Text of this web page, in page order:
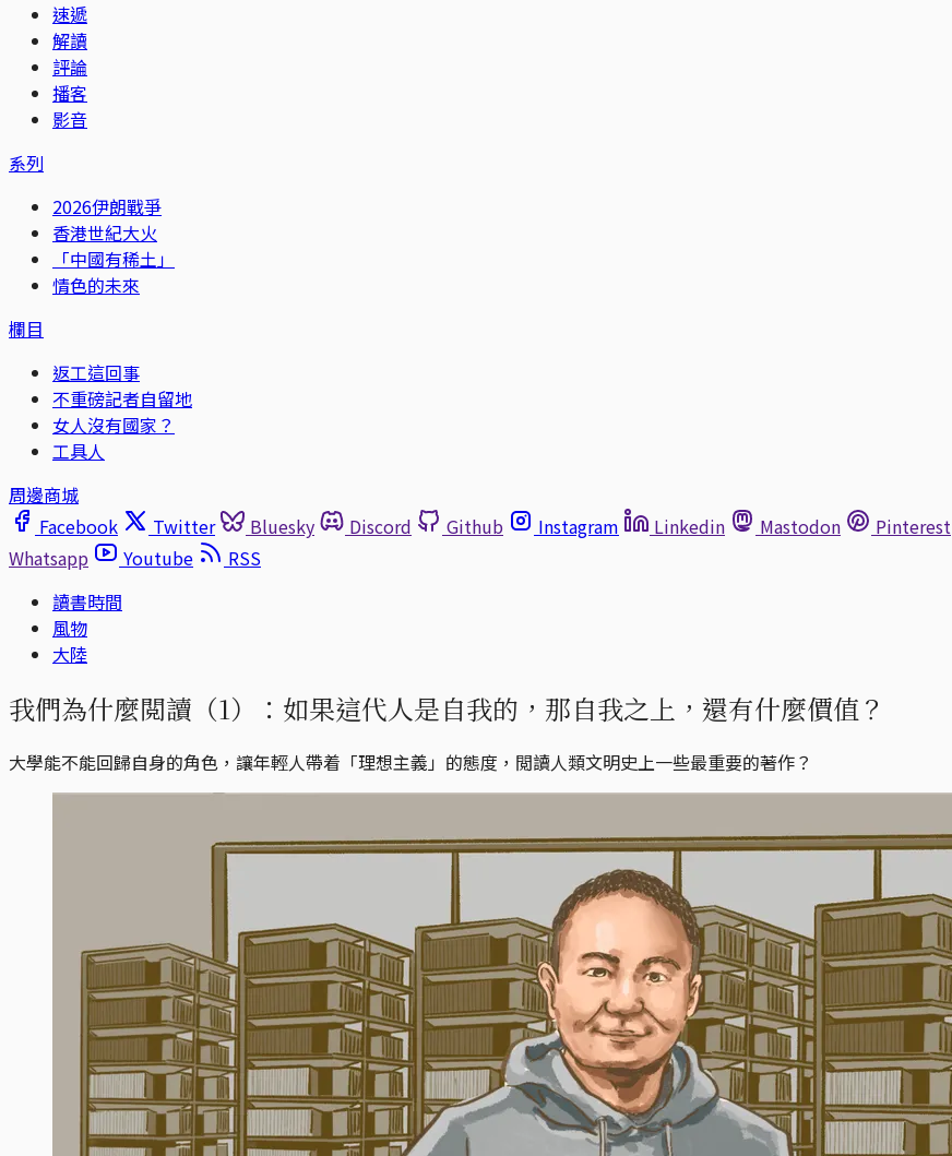
速遞
解讀
評論
播客
影音
系列
2026伊朗戰爭
香港世紀大火
「中國有稀土」
情色的未來
欄目
返工這回事
不重磅記者自留地
女人沒有國家？
工具人
周邊商城
Facebook
Twitter Bluesky Discord Github Instagram Linkedin Mastodon Pinterest
Whatsapp
Youtube
RSS
讀書時間
風物
大陸
我們為什麼閲讀（1）：如果這代人是自我的，那自我之上，還有什麼價值？
大學能不能回歸自身的角色，讓年輕人帶着「理想主義」的態度，閲讀人類文明史上一些最重要的著作？